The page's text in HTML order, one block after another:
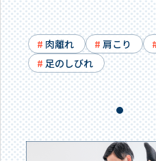
肉離れ 肩こり
足のしびれ